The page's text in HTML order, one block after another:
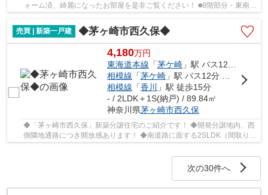
ォーム済、綺麗になったお部屋を是非ご覧ください！ ■8階部分・東南角
売買 | 新築一戸建
◆茅ヶ崎市西久保◆
4,180万円
東海道本線 「茅ケ崎」駅 バス12分 「変電所」 停歩5分
相模線 「茅ケ崎」駅 バス12分 「変電所前」 停歩5分
相模線 「香川
」駅 徒歩15分
- / 2LDK＋1S(納戸) / 89.84㎡
神奈川県茅ヶ崎市西久保
◆「茅ヶ崎市西久保」新築分譲住宅のご紹介です！ ◆開発分譲地内、西
側隣地通路につき開放感あります！ ◆南道路に面する2SLDK（間取りの
Sはサービスルームを表します） ◆天井勾配のある...
次の30件へ